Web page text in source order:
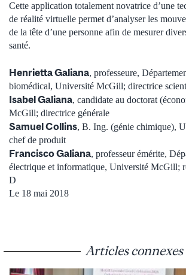
Cette application totalement novatrice d’une
de réalité virtuelle permet d’analyser les
de la tête d’une personne afin de mesurer
santé.
Henrietta Galiana, professeure,
biomédical, Université McGill; directrice
Isabel Galiana, candidate au doctorat
McGill; directrice générale
Samuel Collins, B. Ing. (génie chimique),
chef de produit
Francisco Galiana, professeur émérite,
électrique et informatique, Université McGill;
D
Le 18 mai 2018
Articles connexes